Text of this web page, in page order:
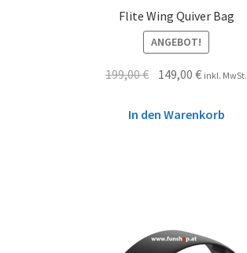
Flite Wing Quiver Bag
ANGEBOT!
199,00€ 149,00€ inkl. MwSt.
In den Warenkorb